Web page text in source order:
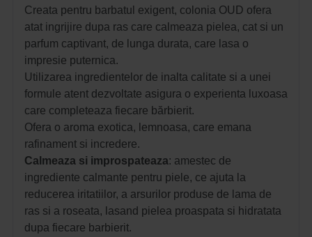
Creata pentru barbatul exigent, colonia OUD ofera
atat ingrijire dupa ras care calmeaza pielea, cat si un
parfum captivant, de lunga durata, care lasa o
impresie puternica.
Utilizarea ingredientelor de inalta calitate si a unei
formule atent dezvoltate asigura o experienta luxoasa
care completeaza fiecare bărbierit.
Ofera o aroma exotica, lemnoasa, care emana
rafinament si incredere.
Calmeaza si improspateaza: amestec de
ingrediente calmante pentru piele, ce ajuta la
reducerea iritatiilor, a arsurilor produse de lama de
ras si a roseata, lasand pielea proaspata si hidratata
dupa fiecare barbierit.